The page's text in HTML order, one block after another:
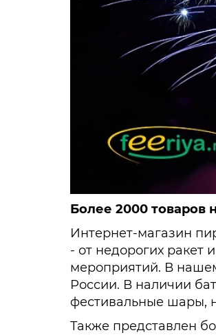
Более 2000 товаров
Интернет-магазин
- от недорогих ракет
мероприятий. В
России. В наличии
фестивальные шары,
Также представлен